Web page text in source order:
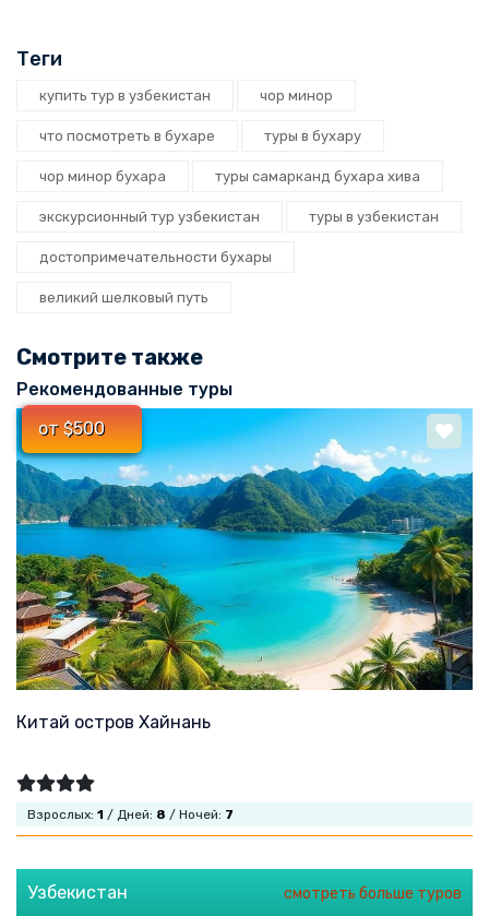
Теги
купить тур в узбекистан чор минор
что посмотреть в бухаре туры в бухару
чор минор бухара туры самарканд бухара хива
экскурсионный тур узбекистан туры в узбекистан
достопримечательности бухары
великий шелковый путь
Смотрите также
Рекомендованные туры
от $500
Китай остров Хайнань
Взрослых: 1 / Дней: 8 / Ночей: 7
Узбекистан смотреть больше туров